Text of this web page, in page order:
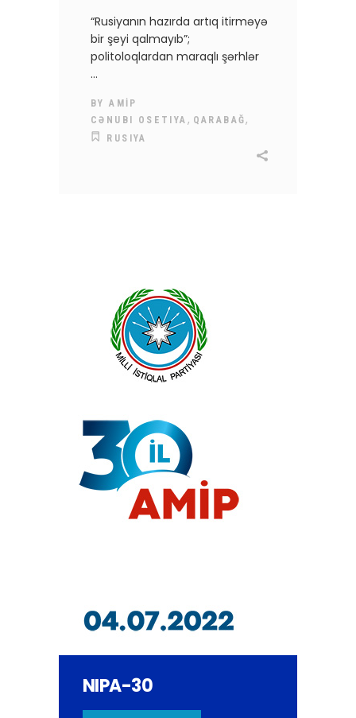
“Rusiyanın hazırda artıq itirməyə
bir şeyi qalmayıb”;
politoloqlardan maraqlı şərhlər
BYAMİP
CƏNUBI OSETIYA , QARABAĞ,
RUSIYA
NIPA-30